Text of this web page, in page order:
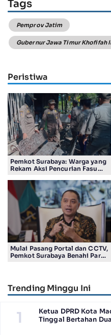
Tags
Pemprov Jatim
Gubernur Jawa Timur Khofifah
Peristiwa
Pemkot Surabaya: Warga yang
Rekam Aksi Pencurian Fasum
Ribu
Mulai Pasang Portal dan CCTV,
Pemkot Surabaya Benahi Parkir
Trending Minggu Ini
1
Ketua DPRD Kota
Tinggal Bertahan